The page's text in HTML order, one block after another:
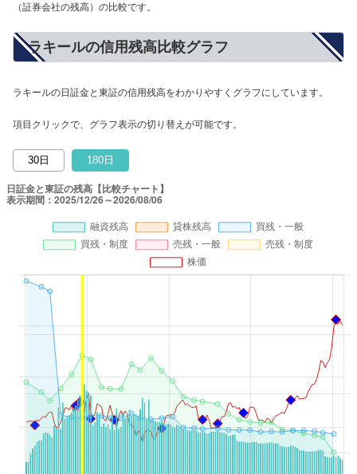
（証券会社の残高）の比較です。
ラキールの信用残高比較グラフ
ラキールの日証金と東証の信用残高をわかりやすくグラフにしています。
項目クリックで、グラフ表示の切り替えが可能です。
30日 180日